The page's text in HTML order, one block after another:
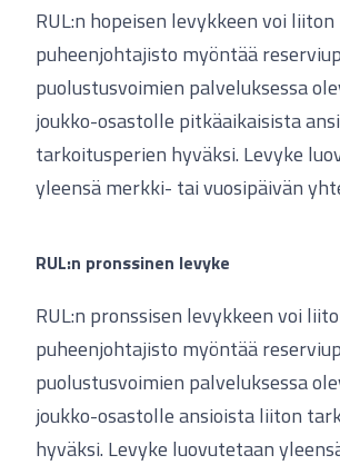
RUL:n hopeisen levykkeen voi liiton
puheenjohtajisto myöntää
puolustusvoimien palveluksessa
joukko-osastolle pitkäaikaisista
tarkoitusperien hyväksi. Levyke
yleensä merkki- tai vuosipäivän
RUL:n pronssinen levyke
RUL:n pronssisen levykkeen voi
puheenjohtajisto myöntää
puolustusvoimien palveluksessa
joukko-osastolle ansioista liiton
hyväksi. Levyke luovutetaan